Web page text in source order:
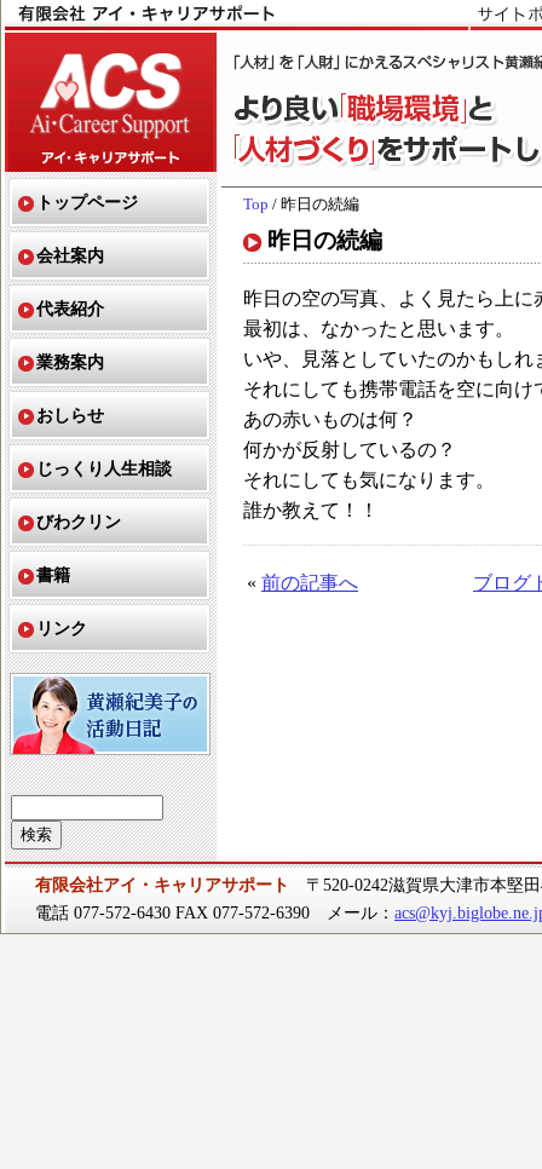
Top / 昨日の続編
昨日の続編
昨日の空の写真、よく見たら上
最初は、なかったと思います。
いや、見落としていたのかもしれ
それにしても携帯電話を空に向け
あの赤いものは何？
何かが反射しているの？
それにしても気になります。
誰か教えて！！
« 前の記事へ ブログ
トップページ
会社案内
代表紹介
業務案内
おしらせ
じっくり人生相談
びわクリン
書籍
リンク
有限会社アイ・キャリアサポート
〒520-0242滋賀県大津市本堅
電話 077-572-6430 FAX 077-572-6390 メール：